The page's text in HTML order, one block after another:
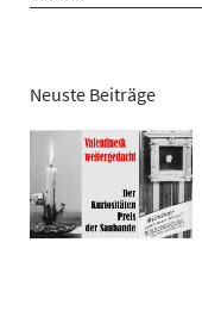
Neuste Beiträge